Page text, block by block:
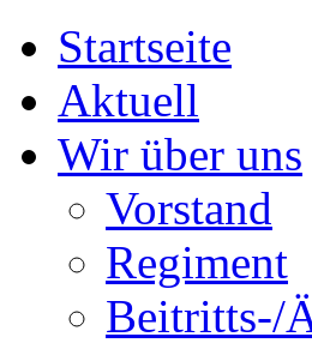
Startseite
Aktuell
Wir über uns
Vorstand
Regiment
Beitritts-/